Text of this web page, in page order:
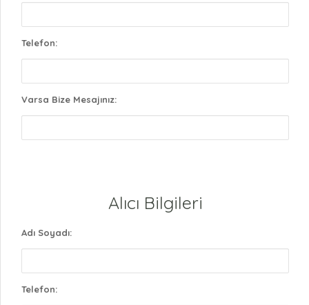
Telefon:
Varsa Bize Mesajınız:
Alıcı Bilgileri
Adı Soyadı:
Telefon: